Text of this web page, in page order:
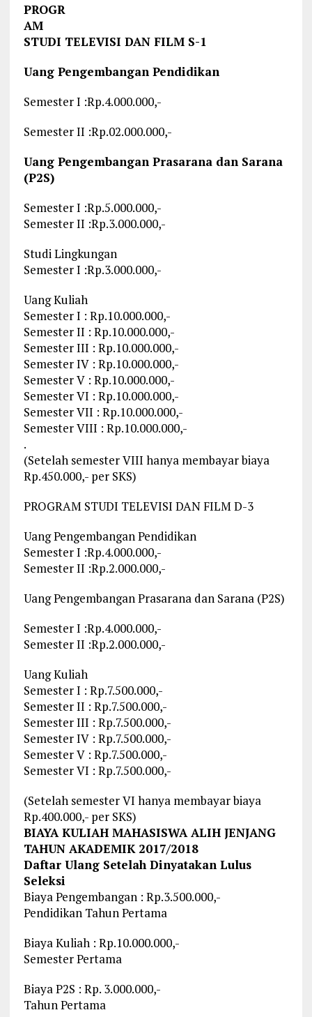
PROGR
AM
STUDI TELEVISI DAN FILM S-1
Uang Pengembangan Pendidikan
Semester I :Rp.4.000.000,-
Semester II :Rp.02.000.000,-
Uang Pengembangan Prasarana dan Sarana
(P2S)
Semester I :Rp.5.000.000,-
Semester II :Rp.3.000.000,-
Studi Lingkungan
Semester I :Rp.3.000.000,-
Uang Kuliah
Semester I : Rp.10.000.000,-
Semester II : Rp.10.000.000,-
Semester III : Rp.10.000.000,-
Semester IV : Rp.10.000.000,-
Semester V : Rp.10.000.000,-
Semester VI : Rp.10.000.000,-
Semester VII : Rp.10.000.000,-
Semester VIII : Rp.10.000.000,-
.
(Setelah semester VIII hanya membayar biaya
Rp.450.000,- per SKS)
PROGRAM STUDI TELEVISI DAN FILM D-3
Uang Pengembangan Pendidikan
Semester I :Rp.4.000.000,-
Semester II :Rp.2.000.000,-
Uang Pengembangan Prasarana dan Sarana (P2S)
Semester I :Rp.4.000.000,-
Semester II :Rp.2.000.000,-
Uang Kuliah
Semester I : Rp.7.500.000,-
Semester II : Rp.7.500.000,-
Semester III : Rp.7.500.000,-
Semester IV : Rp.7.500.000,-
Semester V : Rp.7.500.000,-
Semester VI : Rp.7.500.000,-
(Setelah semester VI hanya membayar biaya
Rp.400.000,- per SKS)
BIAYA KULIAH MAHASISWA ALIH JENJANG
TAHUN AKADEMIK 2017/2018
Daftar Ulang Setelah Dinyatakan Lulus
Seleksi
Biaya Pengembangan : Rp.3.500.000,-
Pendidikan Tahun Pertama
Biaya Kuliah : Rp.10.000.000,-
Semester Pertama
Biaya P2S : Rp. 3.000.000,-
Tahun Pertama